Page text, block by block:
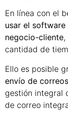
En línea con el
usar el
negocio-cliente,
cantidad de
Ello es posible
envío de
gestión integral
de correo